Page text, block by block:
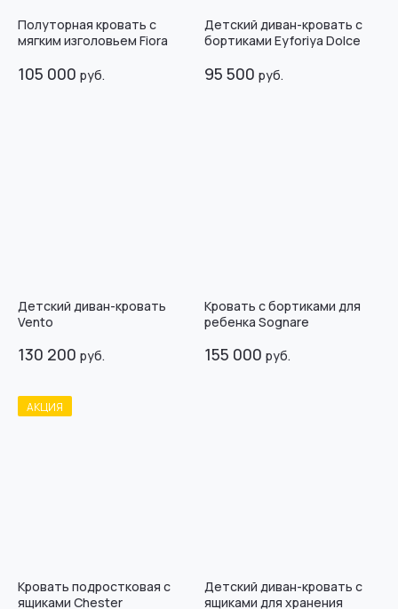
Полуторная кровать с
мягким изголовьем Fiora
105 000 руб.
Детский диван-кровать с
бортиками Eyforiya Dolce
95 500 руб.
Детский диван-кровать
Vento
130 200 руб.
Кровать с бортиками для
ребенка Sognare
155 000 руб.
АКЦИЯ
Кровать подростковая с
ящиками Chester
Детский диван-кровать с
ящиками для хранения